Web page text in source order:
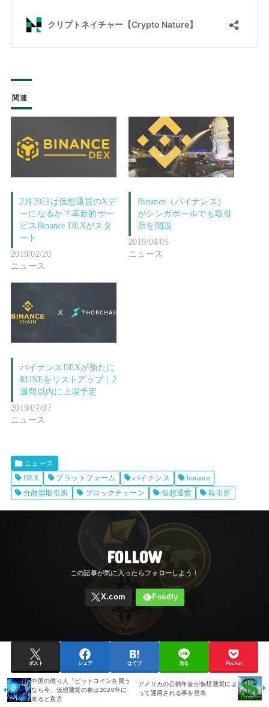
関連
2月20日は仮想通貨のXデ
ーになるか？革新的サー
ビスBinance DEXがスタ
ート
2019/02/20
ニュース
Binance（バイナンス）
がシンガポールでも取引
所を開設
2019/04/05
ニュース
バイナンスDEXが新たに
RUNEをリストアップ｜2
週間以内に上場予定
2019/07/07
ニュース
ニュース
DEX
プラットフォーム バイナンス
binance
分散型取引所
ブロックチェーン 仮想通貨 取引所
FOLLOW
ポスト シェア はてブ 送る Pocket
中国の億り人「ビットコインを買う
なら今」仮想通貨の春は2020年に
来ると宣言
アメリカの公的年金が仮想通貨によ
って運用される事を発表